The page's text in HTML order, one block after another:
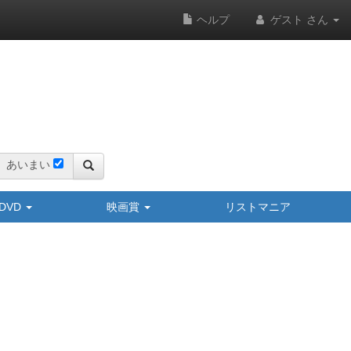
ヘルプ ゲスト さん
あいまい
映画賞 リストマニア